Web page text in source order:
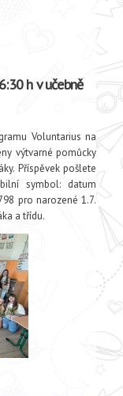
h v učebně
Voluntarius na
výtvarné pomůcky
Příspěvek pošlete
symbol: datum
pro narozené 1.7.
a třídu.